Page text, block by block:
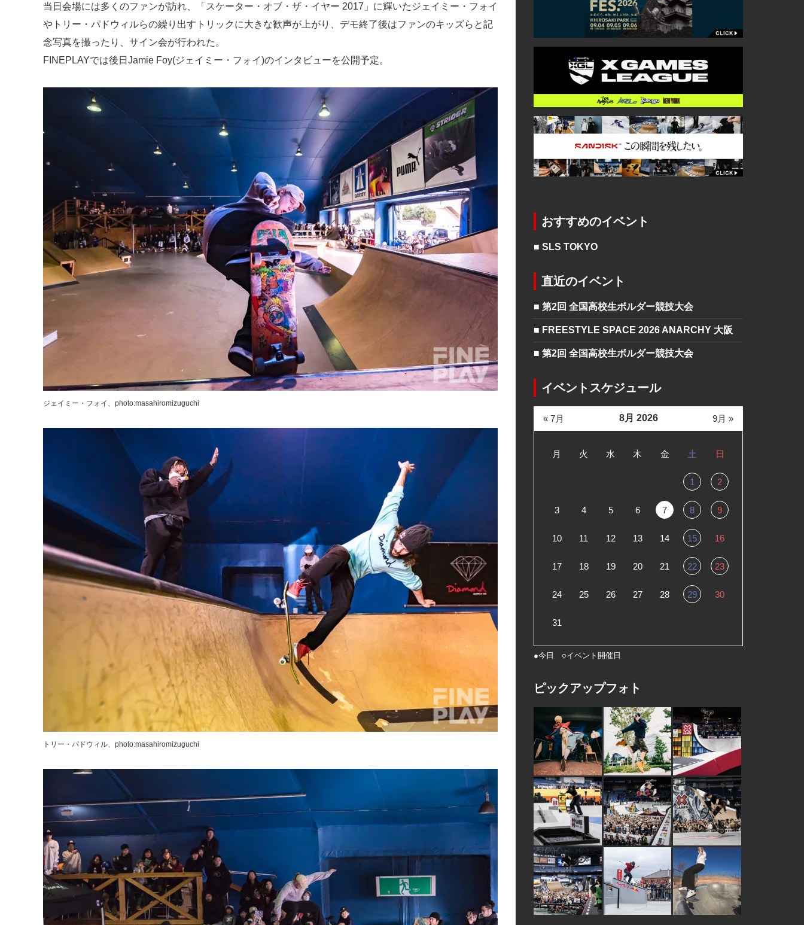
当日会場には多くのファンが訪れ、「スケーター・オブ・ザ・イヤー 2017」に輝いたジェイミー・フォイ
やトリー・パドウィルらの繰り出すトリックに大きな歓声が上がり、デモ終了後はファンのキッズらと記
念写真を撮ったり、サイン会が行われた。
FINEPLAYでは後日Jamie Foy(ジェイミー・フォイ)のインタビューを公開予定。
ジェイミー・フォイ、photo:masahiromizuguchi
トリー・パドウィル、photo:masahiromizuguchi
おすすめのイベント
■ SLS TOKYO
直近のイベント
■ 第2回 全国高校生ボルダー競技大会
■ FREESTYLE SPACE 2026 ANARCHY 大阪
■ 第2回 全国高校生ボルダー競技大会
イベントスケジュール
8月 2026
月 火 水 木 金 土 日
1 2
3 4 5 6 7 8 9
10 11 12 13 14 15 16
17 18 19 20 21 22 23
24 25 26 27 28 29 30
31
« 7月 9月 »
●今日 ○イベント開催日
ピックアップフォト